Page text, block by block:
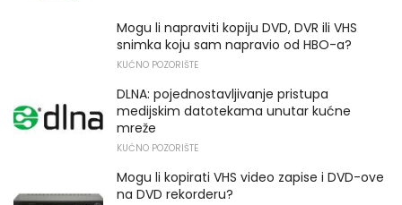
Mogu li napraviti kopiju DVD, DVR ili VHS
snimka koju sam napravio od HBO-a?
KUĆNO POZORIŠTE
DLNA: pojednostavljivanje pristupa
medijskim datotekama unutar kućne
mreže
KUĆNO POZORIŠTE
Mogu li kopirati VHS video zapise i DVD-ove
na DVD rekorderu?